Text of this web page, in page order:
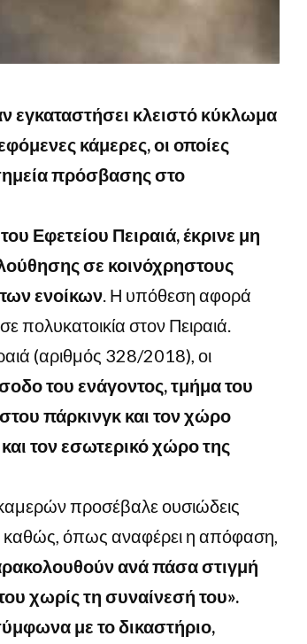
εγκαταστήσει κλειστό κύκλωμα
κάμερες, οι οποίες
πρόσβασης στο
Εφετείου Πειραιά, έκρινε μη
σε κοινόχρηστους
ενοίκων . Η υπόθεση αφορά
πολυκατοικία στον Πειραιά.
(αριθμός 328/2018), οι
του ενάγοντος, τμήμα του
πάρκινγκ και τον χώρο
τον εσωτερικό χώρο της
προσέβαλε ουσιώδεις
καθώς, όπως αναφέρει η απόφαση,
ανά πάσα στιγμή
χωρίς τη συναίνεσή του».
με το δικαστήριο,